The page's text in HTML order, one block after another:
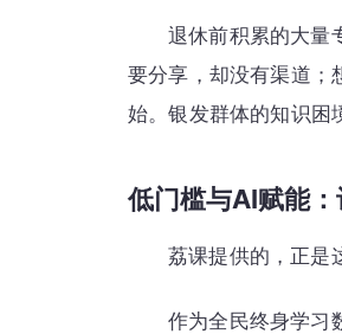
退休前积累的大量
要分享，却没有渠道；
始。银发群体的知识困
低门槛与AI赋能
荔课提供的，正是
作为全民终身学习